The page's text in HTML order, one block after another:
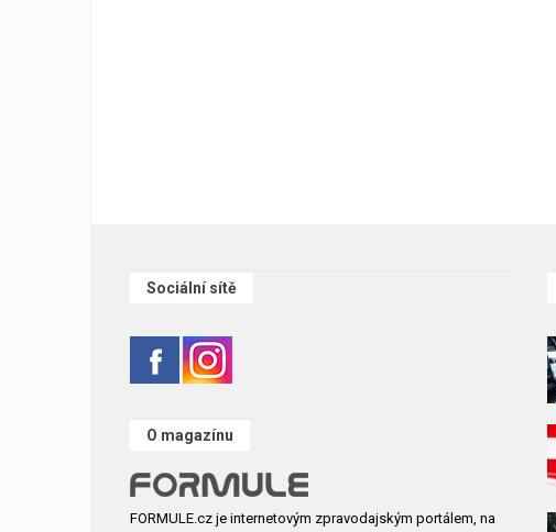
Sociální sítě
O magazínu
FORMULE.cz je internetovým zpravodajským portálem, na